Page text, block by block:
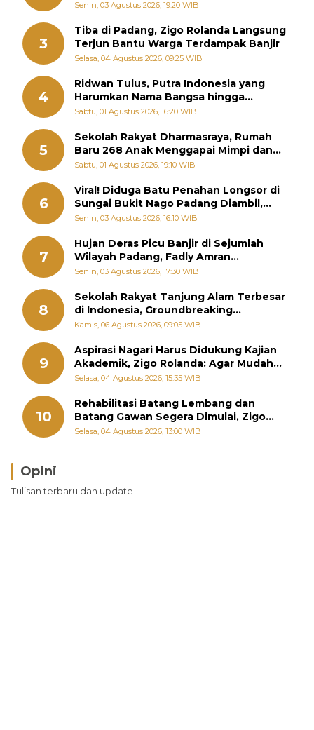
Sebenarnya
Senin, 03 Agustus 2026, 19:20 WIB
3
Tiba di Padang, Zigo Rolanda Langsung
Terjun Bantu Warga Terdampak Banjir
Selasa, 04 Agustus 2026, 09:25 WIB
4
Ridwan Tulus, Putra Indonesia yang
Harumkan Nama Bangsa hingga
Diabadikan dalam Buku Jepang
Sabtu, 01 Agustus 2026, 16:20 WIB
5
Sekolah Rakyat Dharmasraya, Rumah
Baru 268 Anak Menggapai Mimpi dan
Memutus Rantai Kemiskinan
Sabtu, 01 Agustus 2026, 19:10 WIB
6
Viral! Diduga Batu Penahan Longsor di
Sungai Bukit Nago Padang Diambil,
Warga Khawatir Bencana Terulang
Senin, 03 Agustus 2026, 16:10 WIB
7
Hujan Deras Picu Banjir di Sejumlah
Wilayah Padang, Fadly Amran
Perintahkan OPD Siaga
Senin, 03 Agustus 2026, 17:30 WIB
8
Sekolah Rakyat Tanjung Alam Terbesar
di Indonesia, Groundbreaking
September
Kamis, 06 Agustus 2026, 09:05 WIB
9
Aspirasi Nagari Harus Didukung Kajian
Akademik, Zigo Rolanda: Agar Mudah
Diperjuangkan di Kementerian
Selasa, 04 Agustus 2026, 15:35 WIB
10
Rehabilitasi Batang Lembang dan
Batang Gawan Segera Dimulai, Zigo
Rolanda Pastikan Proyek Berjalan
Selasa, 04 Agustus 2026, 13:00 WIB
Opini
Tulisan terbaru dan update